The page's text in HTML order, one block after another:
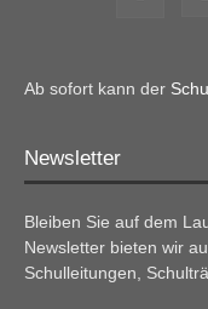
Ab sofort kann der
Newsletter
Bleiben Sie auf dem
Newsletter bieten wir
Schulleitungen,